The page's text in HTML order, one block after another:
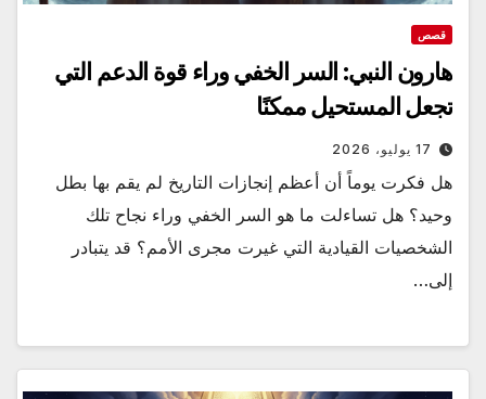
قصص
هارون النبي: السر الخفي وراء قوة الدعم التي
تجعل المستحيل ممكنًا
17 يوليو، 2026
هل فكرت يوماً أن أعظم إنجازات التاريخ لم يقم بها بطل
وحيد؟ هل تساءلت ما هو السر الخفي وراء نجاح تلك
الشخصيات القيادية التي غيرت مجرى الأمم؟ قد يتبادر
إلى…